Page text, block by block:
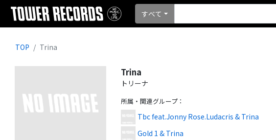
すべて
TOP Trina
Trina
トリーナ
所属・関連グループ：
Tbc feat.Jonny Rose.Ludacris & Trina
Gold 1 & Trina